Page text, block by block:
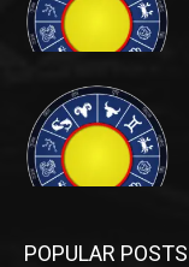
POPULAR POSTS